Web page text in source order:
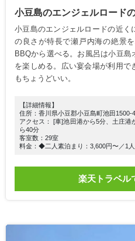
小豆島のエンジェルロード
小豆島のエンジェルロードの近く
の良さが特長で瀬戸内海の絶景
BBQから選べる。お風呂は小豆島
を楽しめる。広い宴会場が利用で
もちょうどいい。
【詳細情報】
住所：香川県小豆郡小豆島町池田1500-4
アクセス： [車]池田港から5分、土庄
ら40分
客室数：29室
料金：◆二人素泊まり：3,600円〜／1
楽天トラベル